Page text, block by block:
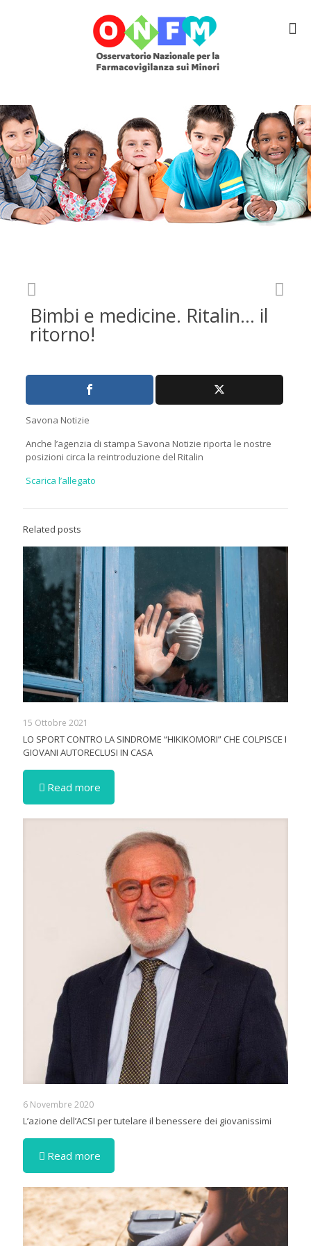
Bimbi e medicine. Ritalin… il
ritorno!
Savona Notizie
Anche l’agenzia di stampa Savona Notizie riporta le nostre
posizioni circa la reintroduzione del Ritalin
Scarica l’allegato
Related posts
15 Ottobre 2021
LO SPORT CONTRO LA SINDROME “HIKIKOMORI” CHE COLPISCE I
GIOVANI AUTORECLUSI IN CASA
Read more
6 Novembre 2020
L’azione dell’ACSI per tutelare il benessere dei giovanissimi
Read more